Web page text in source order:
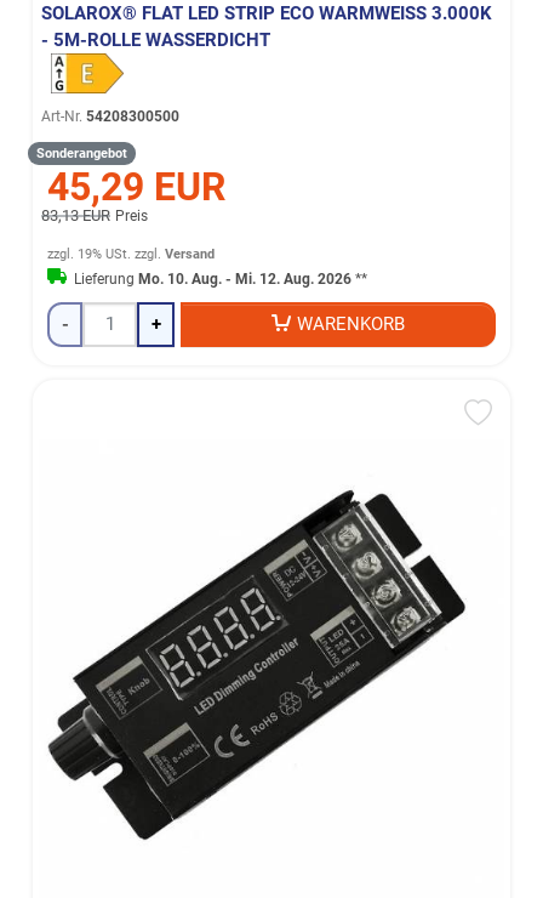
SOLAROX® FLAT LED STRIP ECO WARMWEISS 3.000K -
5M-ROLLE WASSERDICHT
Art-Nr. 54208300500
Sonderangebot
45,29 EUR
83,13 EUR Preis
zzgl. 19% USt. zzgl.Versand
LieferungMo. 10. Aug. - Mi. 12. Aug. 2026 **
- + WARENKORB